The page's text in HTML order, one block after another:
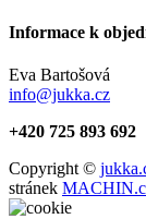
Informace k
Eva Bartošová
info@jukka.cz
+420 725 893 692
Copyright ©
stránek